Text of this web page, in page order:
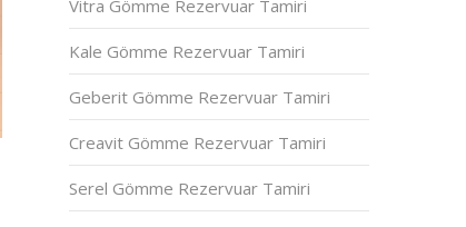
Vitra Gömme Rezervuar Tamiri
Kale Gömme Rezervuar Tamiri
Geberit Gömme Rezervuar Tamiri
Creavit Gömme Rezervuar Tamiri
Serel Gömme Rezervuar Tamiri